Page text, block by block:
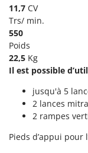
Perches
Pétrins à
Planteuses
Plateaux de
Plumeuses
Pompes
Pompes
Francini
G
Gardena
GeoTech
GeoTech Pro
Gierre
11,7 CV
Trs/ min.
550
Poids
22,5 Kg
Il est possible
jusqu'à 5
2 lances
2 rampes
Pieds d’appui pour